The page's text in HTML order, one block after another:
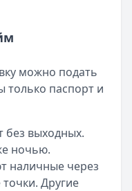
можно подать
только паспорт и
выходных.
ночью.
наличные через
Другие